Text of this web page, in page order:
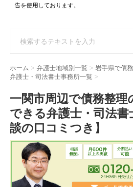
告を使用しております。
ホーム > 弁護士地域別一覧 > 岩手県で債
弁護士・司法書士事務所一覧 >
一関市周辺で債務整理
できる弁護士・司法書
談の口コミつき】